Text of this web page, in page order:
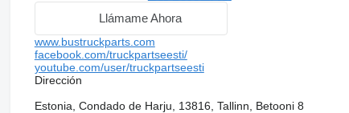
Llámame Ahora
www.bustruckparts.com
facebook.com/truckpartseesti/
youtube.com/user/truckpartseesti
Dirección
Estonia, Condado de Harju, 13816, Tallinn, Betooni 8